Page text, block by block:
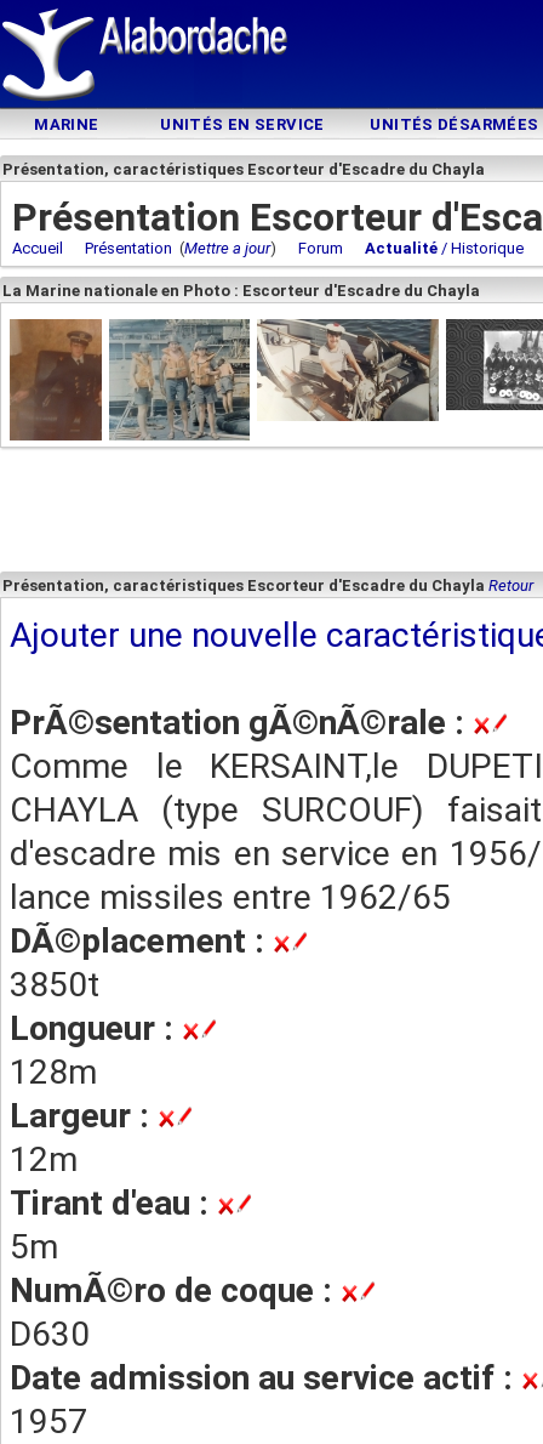
MARINE UNITÉS EN SERVICE UNITÉS DÉSARMÉES
Présentation, caractéristiques Escorteur d'Escadre du Chayla
Présentation Escorteur
Accueil Présentation (Mettre a jour) Forum Actualité / Historique
La Marine nationale en Photo : Escorteur d'Escadre du Chayla
Présentation, caractéristiques Escorteur d'Escadre du Chayla Retour
Ajouter une nouvelle
PrÃ©sentation gÃ©nÃ©rale :
Comme le KERSAINT,le
CHAYLA (type SURCOUF)
d'escadre mis en service en
lance missiles entre 1962/65
DÃ©placement :
3850t
Longueur :
128m
Largeur :
12m
Tirant d'eau :
5m
NumÃ©ro de coque :
D630
Date admission au service actif :
1957